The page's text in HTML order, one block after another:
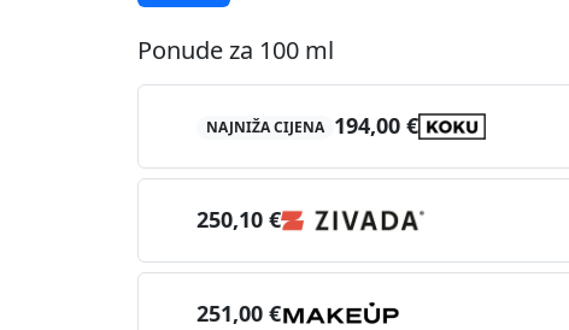
Ponude za 100 ml
NAJNIŽA CIJENA 194,00 €
250,10 €
251,00 €